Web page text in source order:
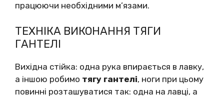
працюючи необхідними м’язами.
ТЕХНІКА ВИКОНАННЯ ТЯГИ
ГАНТЕЛІ
Вихідна стійка: одна рука впирається в лавку,
а іншою робимо тягу гантелі, ноги при цьому
повинні розташуватися так: одна на лавці, а